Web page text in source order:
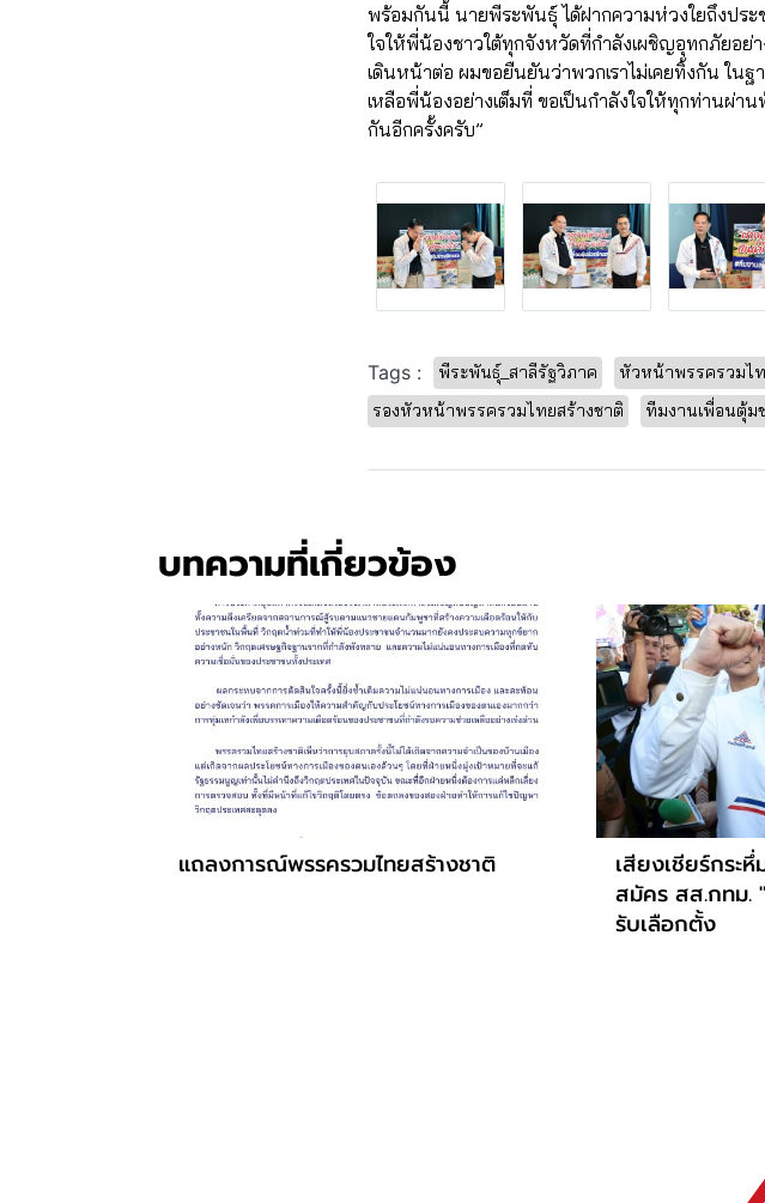
พร้อมกันนี้ นายพีระพันธุ์ ได้ฝากความห่วงใยถึงปร
ใจให้พี่น้องชาวใต้ทุกจังหวัดที่กำลังเผชิญอุทกภัยอย่
เดินหน้าต่อ ผมขอยืนยันว่าพวกเราไม่เคยทิ้งกัน ใ
เหลือพี่น้องอย่างเต็มที่ ขอเป็นกำลังใจให้ทุกท่านผ่าน
กันอีกครั้งครับ”
Tags : พีระพันธุ์_สาลีรัฐวิภาค หัวหน้าพรรครวมไ
รองหัวหน้าพรรครวมไทยสร้างชาติ
ทีมงานเพื่อนตุ้ม
บทความที่เกี่ยวข้อง
แถลงการณ์พรรครวมไทยสร้างชาติ
เสียงเชียร์กระ
สมัคร สส.กทม.
รับเลือกตั้ง